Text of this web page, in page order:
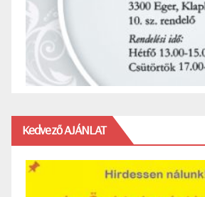
Kedvező AJÁNLAT